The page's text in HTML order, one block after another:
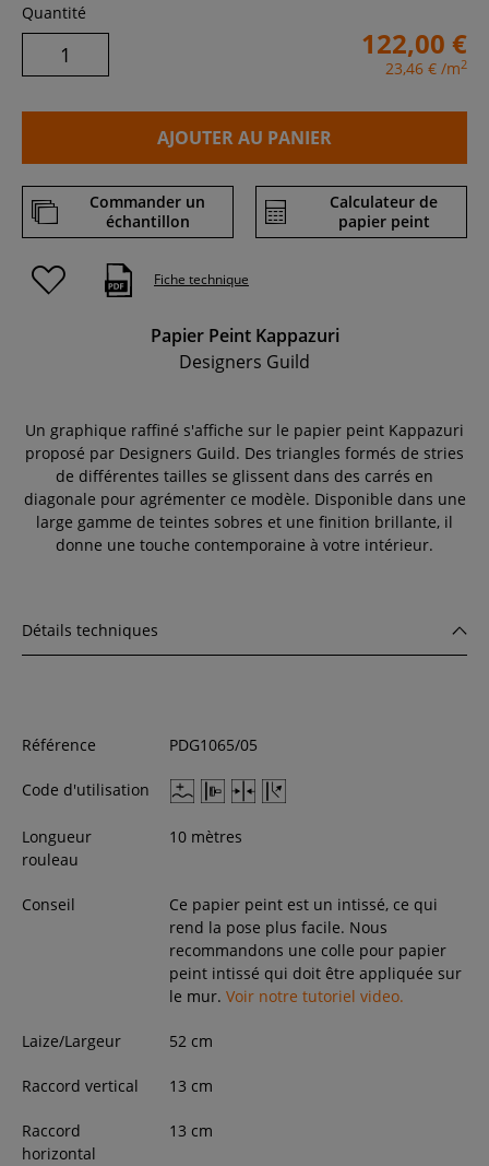
Quantité
122,00 €
23,46 € /m2
AJOUTER AU PANIER
Commander un
échantillon
Calculateur de
papier peint
Fiche technique
Papier Peint Kappazuri
Designers Guild
Un graphique raffiné s'affiche sur le papier peint Kappazuri
proposé par Designers Guild. Des triangles formés de stries
de différentes tailles se glissent dans des carrés en
diagonale pour agrémenter ce modèle. Disponible dans une
large gamme de teintes sobres et une finition brillante, il
donne une touche contemporaine à votre intérieur.
Détails techniques
Référence PDG1065/05
Code d'utilisation
Longueur
rouleau
10 mètres
Conseil
Ce papier peint est un intissé, ce qui
rend la pose plus facile. Nous
recommandons une colle pour papier
peint intissé qui doit être appliquée sur
le mur. Voir notre tutoriel video.
Laize/Largeur 52 cm
Raccord vertical 13 cm
Raccord
horizontal
13 cm